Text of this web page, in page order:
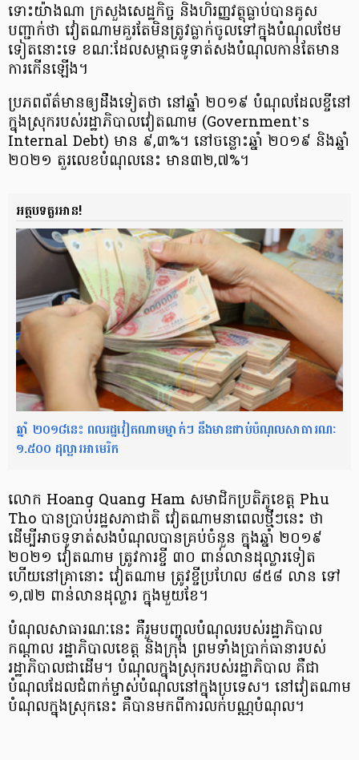
ទោះយ៉ាងណា ក្រសួង​សេដ្ឋកិច្ច និងហិរញ្ញវត្ថុ​ធ្លាប់​បាន​គូស
បញ្ជាក់ថា វៀតណាម​គួរតែ​មិនត្រូវ​ធ្លាក់​ចូលទៅ​ក្នុង​បំណុល​ថែម
ទៀតនោះទេ ខណៈដែល​សម្ពាធទូទាត់​សងបំណុល​កាន់តែមាន​
ការកើនឡើង។
ប្រភព​ព័ត៌មាន​ឲ្យដឹងទៀតថា នៅឆ្នាំ ២០១៩ បំណុល​ដែលខ្ចី​នៅ
ក្នុងស្រុក​របស់​រដ្ឋាភិបាលវៀតណាម (Government’s
Internal Debt) មាន ៩,៣%។ នៅចន្លោះ​ឆ្នាំ ២០១៩ និងឆ្នាំ
២០២១ តួរលេខបំណុល​នេះ មាន​៣២,៧%។
អត្ថបទគួរអាន!
ឆ្នាំ ២០១៨នេះ ពលរដ្ឋវៀតណាមម្នាក់ៗ នឹងមានជាប់បំណុលសាធារណៈ
១.៥០០ ដុល្លារអាមេរិក
លោក Hoang Quang Ham សមាជិក​ប្រតិភូខេត្ត Phu
Tho បានប្រាប់​រដ្ឋសភាជាតិ វៀតណាម​នាពេល​ថ្មីៗនេះ ថា
ដើម្បីអាច​ទូទាត់សង​បំណុល​បានគ្រប់ចំនួន ក្នុងឆ្នាំ ២០១៩
២០២១ វៀតណាម ត្រូវការ​ខ្ចី ៣០ ពាន់លាន​ដុល្លារទៀត
ហើយនៅគ្រានោះ វៀតណាម ត្រូវ​ខ្ចី​ប្រហែល ៨៥៨ លាន ទៅ
១,៧២ ពាន់លាន​ដុល្លារ ក្នុងមួយខែ។
បំណុលសាធារណៈ​នេះ គឺរួមបញ្ចូល​បំណុល​របស់​រដ្ឋាភិបាល​
កណ្ដាល រដ្ឋាភិបាល​ខេត្ត និងក្រុង ព្រមទាំង​ប្រាក់ធានា​របស់
រដ្ឋាភិបាល​ជាដើម។ បំណុលក្នុងស្រុក​របស់រដ្ឋាភិបាល គឺជា
បំណុល​ដែលជំពាក់​ម្ចាស់បំណុល​នៅក្នុងប្រទេស។ នៅវៀតណាម
បំណុល​ក្នុងស្រុកនេះ គឺបានមកពីការ​លក់​បណ្ណបំណុល។